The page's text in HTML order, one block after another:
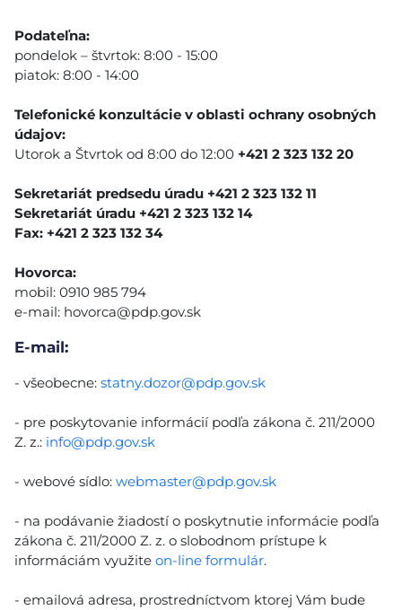
Podateľna:
pondelok – štvrtok: 8:00 - 15:00
piatok: 8:00 - 14:00
Telefonické konzultácie v oblasti ochrany osobných
údajov:
Utorok a Štvrtok od 8:00 do 12:00 +421 2 323 132 20
Sekretariát predsedu úradu +421 2 323 132 11
Sekretariát úradu +421 2 323 132 14
Fax: +421 2 323 132 34
Hovorca:
mobil: 0910 985 794
e-mail: hovorca@pdp.gov.sk
E-mail:
- všeobecne: statny.dozor@pdp.gov.sk
- pre poskytovanie informácií podľa zákona č. 211/2000
Z. z.: info@pdp.gov.sk
- webové sídlo: webmaster@pdp.gov.sk
- na podávanie žiadostí o poskytnutie informácie podľa
zákona č. 211/2000 Z. z. o slobodnom prístupe k
informáciám využite on-line formulár.
- emailová adresa, prostredníctvom ktorej Vám bude